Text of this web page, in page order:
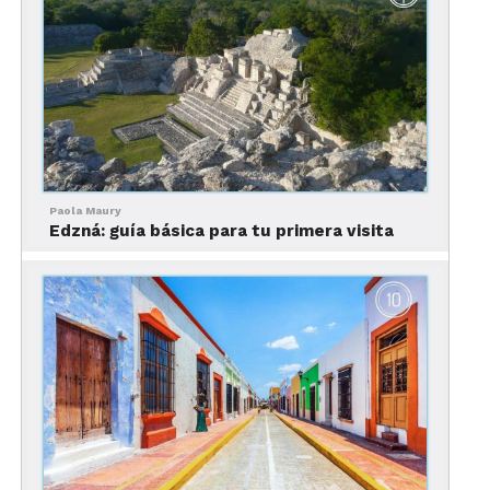
Campeche, de los mejores
hoteles de Campeche
Los mejores hoteles de Campeche
Para quién es busquen una opción de lujo donde
hospedarse en Campeche,este hotelde la cadena
Marriott es una opción estupenda. Ubicado en el
corazón antiguo de la ciudad, se encuentra dentro
Paola Maury
Edzná: guía básica para tu primera visita